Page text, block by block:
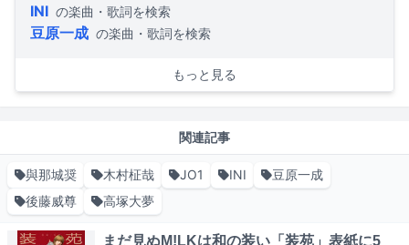
INI の楽曲・歌詞を検索
豆原一成 の楽曲・歌詞を検索
もっと見る
関連記事
與那城奨 木村柾哉 JO1 INI
豆原一成
後藤威尊
高塚大夢
まだ見ぬM!LKは和の装い「装苑」表紙に5